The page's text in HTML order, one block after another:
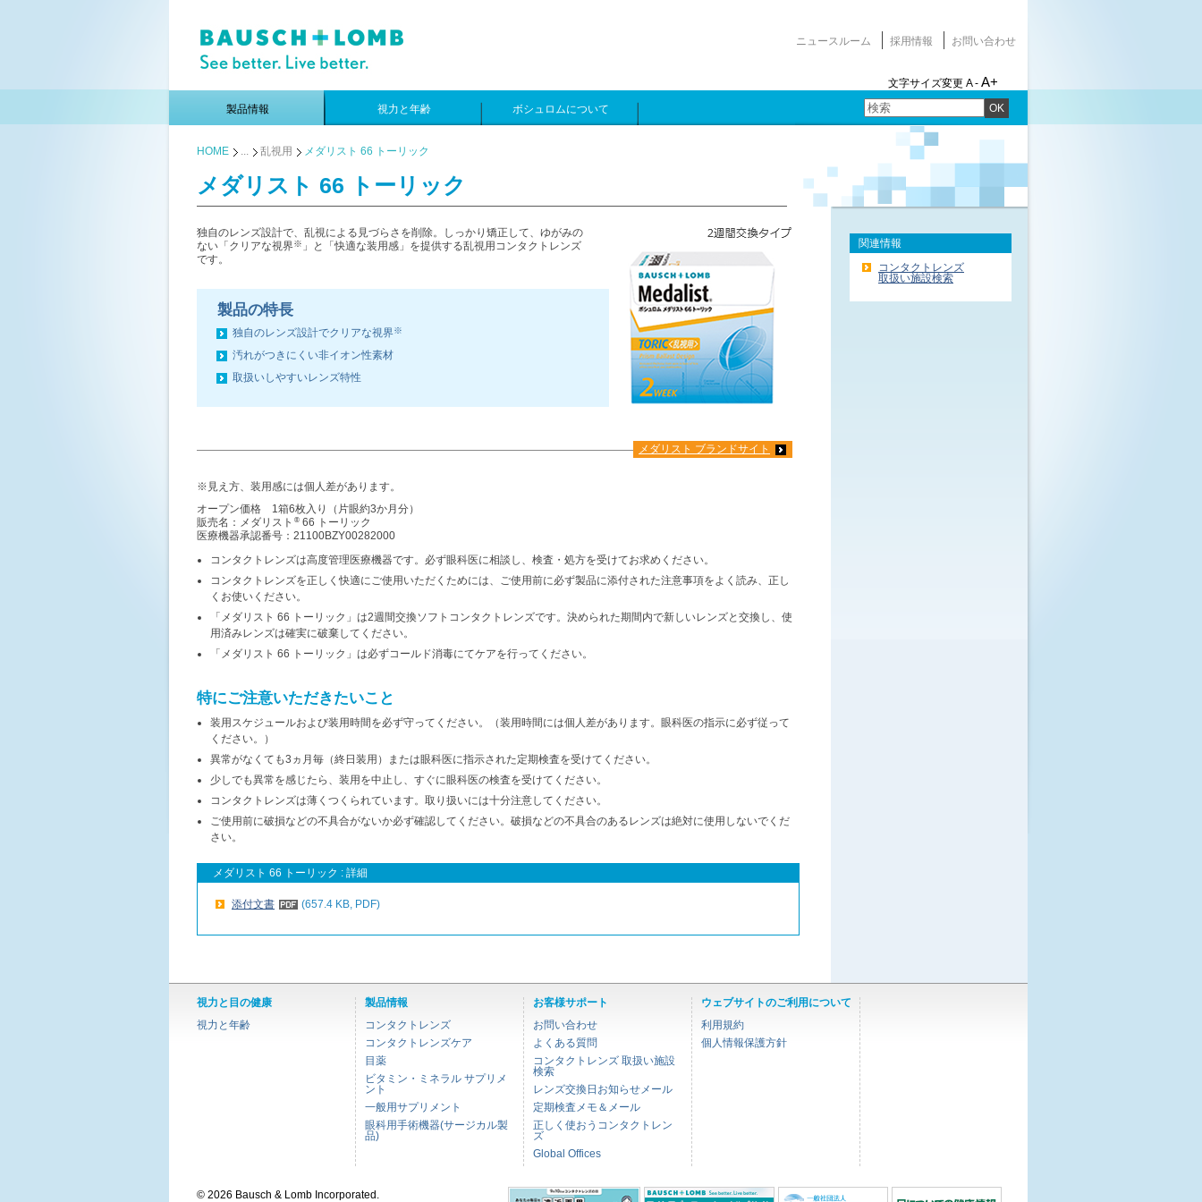
ニュースルーム 採用情報 お問い合わせ
文字サイズ変更 A - A+
OK
製品情報 視力と年齢 ボシュロムについて
HOME ... 乱視用 メダリスト 66 トーリック
メダリスト 66 トーリック
独自のレンズ設計で、乱視による見づらさを削除。しっかり矯正して、ゆがみの
ない「クリアな視界※ 」と「快適な装用感」を提供する乱視用コンタクトレンズ
です。
製品の特長
独自のレンズ設計でクリアな視界※
汚れがつきにくい非イオン性素材
取扱いしやすいレンズ特性
メダリスト ブランドサイト
※見え方、装用感には個人差があります。
オープン価格 1箱6枚入り（片眼約3か月分）
販売名：メダリスト ® 66 トーリック
医療機器承認番号：21100BZY00282000
コンタクトレンズは高度管理医療機器です。必ず眼科医に相談し、検査・処方を受けてお求めください。
コンタクトレンズを正しく快適にご使用いただくためには、ご使用前に必ず製品に添付された注意事項をよく読み、正し
くお使いください。
「メダリスト 66 トーリック」は2週間交換ソフトコンタクトレンズです。決められた期間内で新しいレンズと交換し、使
用済みレンズは確実に破棄してください。
「メダリスト 66 トーリック」は必ずコールド消毒にてケアを行ってください。
特にご注意いただきたいこと
装用スケジュールおよび装用時間を必ず守ってください。（装用時間には個人差があります。眼科医の指示に必ず従って
ください。）
異常がなくても3ヵ月毎（終日装用）または眼科医に指示された定期検査を受けてください。
少しでも異常を感じたら、装用を中止し、すぐに眼科医の検査を受けてください。
コンタクトレンズは薄くつくられています。取り扱いには十分注意してください。
ご使用前に破損などの不具合がないか必ず確認してください。破損などの不具合のあるレンズは絶対に使用しないでくだ
さい。
メダリスト 66 トーリック : 詳細
添付文書 (657.4 KB, PDF)
関連情報
コンタクトレンズ
取扱い施設検索
視力と目の健康
視力と年齢
製品情報
コンタクトレンズ
コンタクトレンズケア
目薬
ビタミン・ミネラル サプリメ
ント
一般用サプリメント
眼科用手術機器(サージカル製
品)
お客様サポート
お問い合わせ
よくある質問
コンタクトレンズ 取扱い施設
検索
レンズ交換日お知らせメール
定期検査メモ＆メール
正しく使おうコンタクトレン
ズ
Global Offices
ウェブサイトのご利用について
利用規約
個人情報保護方針
© 2026 Bausch & Lomb Incorporated.